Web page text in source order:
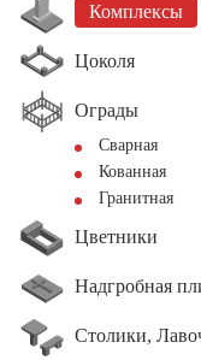
Комплексы
Цоколя
Ограды
Сварная
Кованная
Гранитная
Цветники
Надгробная
Столики,